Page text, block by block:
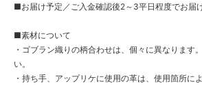
■お届け予定／ご入金確認後2～3平日程度でお届
■素材について
・ゴブラン織りの柄合わせは、個々に異なります
い。
・持ち手、アップリケに使用の革は、使用箇所に